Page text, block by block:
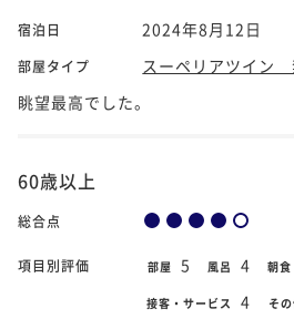
宿泊日 2024年8月12日
部屋タイプ
スーペリアツイン
眺望最高でした。
60歳以上
総合点
項目別評価 部屋 5 風呂 4 朝食
接客・サービス 4 そ